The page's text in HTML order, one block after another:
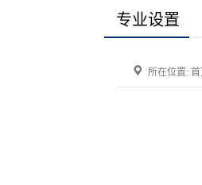
专业设置
所在位置: 首